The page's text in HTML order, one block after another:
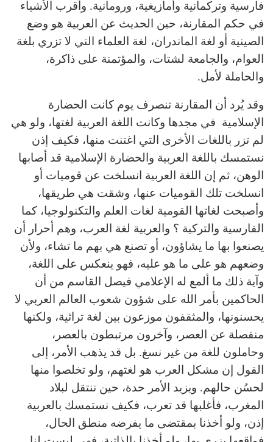
فارسية وتركمانية وأمازيغية، ورومانية. وأقرب الأشياء
في حكم المقارنة، حين الحديث عن العربية هو وضع
الصينية أو لغة الماندران، لغة العلماء التي لا تزري بلغة
العوام، والجامعة لشتات، والمؤتمنة على ذاكرة،
والحاملة لأمل.
وقد يُرد أن المقارنة تنصرف يوم كانت الحضارة
الإسلامية في مجدها وكانت اللغة العربية لغتها، ولو هي
لم تزر باللغات الأخرى التي اغتنت منها، فكيف إذن
نستمسك باللغة العربية والحضارة الإسلامية قد أصابها
الوهن، ثم إن اللغة العربية انسلخت عن قوميات أو
انسلخت تلك القوميات عنها، وشقت هي طريقها،
وأصبحت لغاتها القومية لغات العلم والتكنولوجيا، كما
الفارسية والتركية ؟ والعربية لغة العرب، وهم أحرار أن
يصنعوا بها ما يشاؤون، أو تصنع هي بهم ما تشاء، ولأن
وضعهم هو على ما هو عليه، فهو ينعكس على اللغة،
وآية ذلك ما ألمع له الإعلامي فيصل القاسم من أن
الحاكمين بأمر الله على شؤون شعوب العالم العربي لا
يحسنونها، والمثقفون موزعون بين لغة تراثية، ولكنها
منفصلة عن العصر، وآخرون مرتبطون بالعصر،
وحاملون للغة من غير نسغ. بل قد يذهب الأمر، إلى
القول إن مشكل العرب هو لغتهم، ولو تخلصوا منها
لحسُن حالهم. ويزيد الأمر حدة، حين ننتقل لبلاد
المغرب، فأغلبها قد تعرب، فكيف نستمسك بالعربية
إذن، ولو أخذنا بمقتضى ما يفرضه منطق الحال،